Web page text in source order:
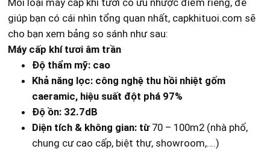
Mỗi loại máy cấp khí tươi có ưu nhược điểm riêng, để
giúp bạn có cái nhìn tổng quan nhất, capkhituoi.com sẽ
cho bạn xem bảng so sánh như sau:
Máy cấp khí tươi âm trần
Độ thẩm mỹ: cao
Khả năng lọc: công nghệ thu hồi nhiệt gốm
caeramic, hiệu suất đột phá 97%
Độ ồn: 32.7dB
Diện tích & không gian: từ 70 – 100m2 (nhà phố,
chung cư cao cấp, biệt thự, showroom,….)